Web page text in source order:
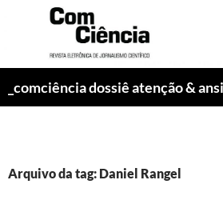
_comciência dossiê atenção &
Arquivo da tag: Daniel Rangel